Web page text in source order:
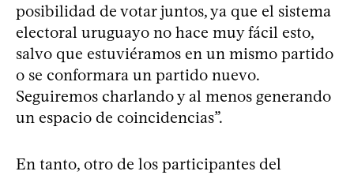
posibilidad de votar juntos, ya que el sistema
electoral uruguayo no hace muy fácil esto,
salvo que estuviéramos en un mismo partido
o se conformara un partido nuevo.
Seguiremos charlando y al menos generando
un espacio de coincidencias”.
En tanto, otro de los participantes del